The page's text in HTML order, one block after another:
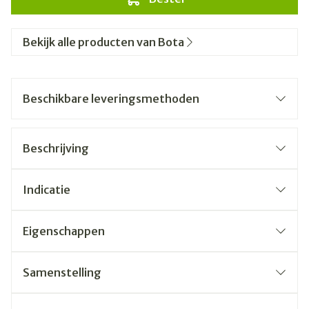
Bekijk alle producten van Bota
Beschikbare leveringsmethoden
Beschrijving
Indicatie
Eigenschappen
Samenstelling